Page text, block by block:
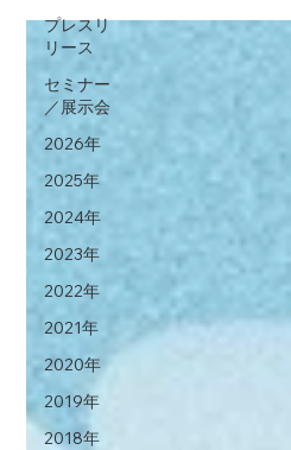
プレスリ
リース
セミナー
／展示会
2026年
2025年
2024年
2023年
2022年
2021年
2020年
2019年
2018年